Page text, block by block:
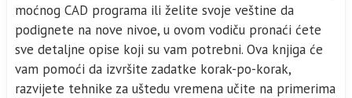
moćnog CAD programa ili želite svoje veštine da
podignete na nove nivoe, u ovom vodiču pronaći ćete
sve detaljne opise koji su vam potrebni. Ova knjiga će
vam pomoći da izvršite zadatke korak-po-korak,
razvijete tehnike za uštedu vremena učite na primerima